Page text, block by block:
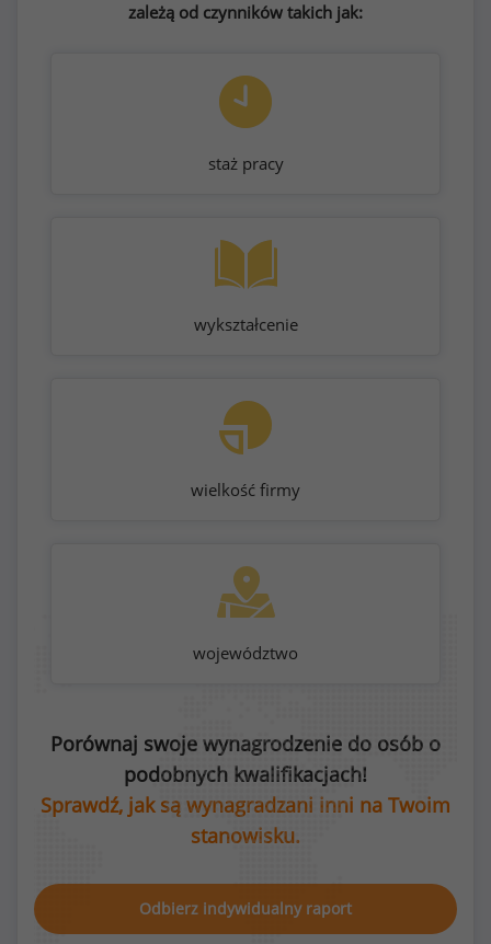
zależą od czynników takich jak:
staż pracy
wykształcenie
wielkość firmy
województwo
Porównaj swoje wynagrodzenie do osób o
podobnych kwalifikacjach!
Sprawdź, jak są wynagradzani inni na Twoim
stanowisku.
Odbierz indywidualny raport